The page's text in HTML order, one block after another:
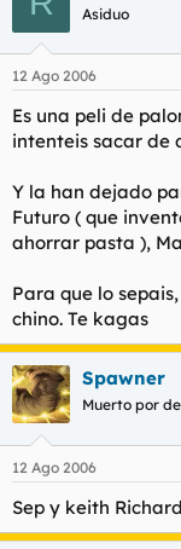
segundo, es
descrito y/o
salvarlo... La tía
cargo de
Asiduo
12 Ago 2006
Es una peli de
intenteis sacar de
Y la han dejado
Futuro ( que
ahorrar pasta ),
Para que lo
chino. Te kagas
Spawner
Muerto por
12 Ago 2006
Sep y keith